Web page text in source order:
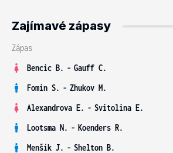
Zajímavé zápasy
Zápas
Bencic B. - Gauff C.
Fomin S. - Zhukov M.
Alexandrova E. - Svitolina E.
Lootsma N. - Koenders R.
Menšík J. - Shelton B.